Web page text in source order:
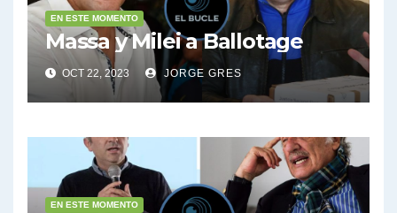
EN ESTE MOMENTO
Massa y Milei a Ballotage
OCT 22, 2023 JORGE GRES
EN ESTE MOMENTO